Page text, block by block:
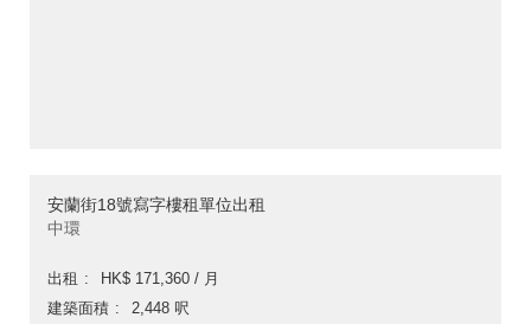
安蘭街18號寫字樓租單位出租
中環
出租
HK$ 171,360 / 月
建築面積
2,448 呎